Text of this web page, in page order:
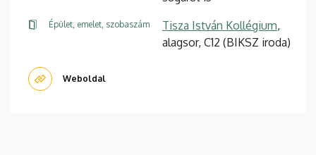
Épület, emelet, szobaszám Tisza István Kollégium,
alagsor, C12 (BIKSZ iroda)
Weboldal